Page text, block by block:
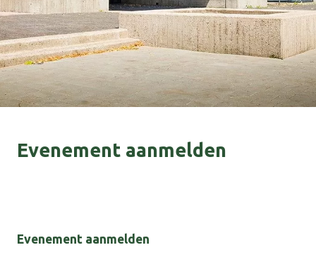
Evenement aanmelden
Evenement aanmelden